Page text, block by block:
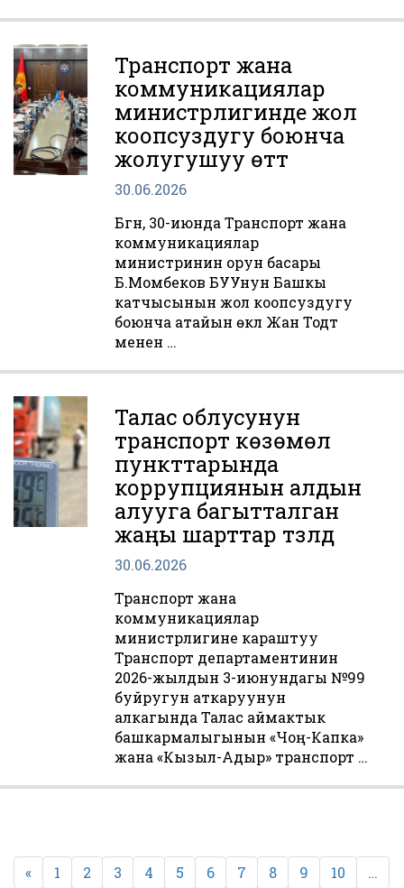
Транспорт жана
коммуникациялар
министрлигинде жол
коопсуздугу боюнча
жолугушуу өттү
30.06.2026
Бүгүн, 30-июнда Транспорт жана
коммуникациялар
министринин орун басары
Б.Момбеков БУУнун Башкы
катчысынын жол коопсуздугу
боюнча атайын өкүлү Жан Тодт
менен …
Талас облусунун
транспорт көзөмөл
пункттарында
коррупциянын алдын
алууга багытталган
жаңы шарттар түзүлдү
30.06.2026
Транспорт жана
коммуникациялар
министрлигине караштуу
Транспорт департаментинин
2026-жылдын 3-июнундагы №99
буйругун аткаруунун
алкагында Талас аймактык
башкармалыгынын «Чоң-Капка»
жана «Кызыл-Адыр» транспорт …
записей
« 1 2 3 4 5 6 7 8 9 10 …